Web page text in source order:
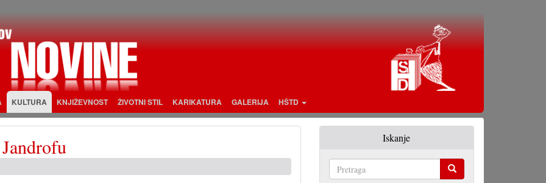
KULTURA KNJIŽEVNOST ŽIVOTNI STIL KARIKATURA GALERIJA HŠTD
Iskanje